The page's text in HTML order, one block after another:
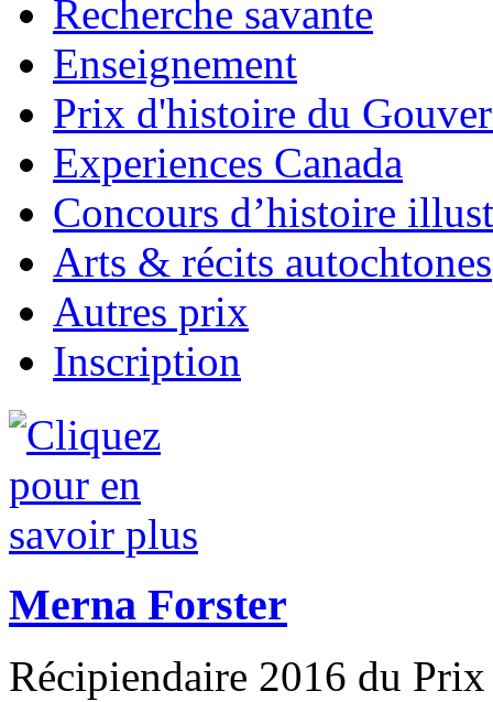
Recherche savante
Enseignement
Prix d'histoire du
Experiences Canada
Concours d’histoire
Arts & récits autochtones
Autres prix
Inscription
Merna Forster
Récipiendaire 2016 du